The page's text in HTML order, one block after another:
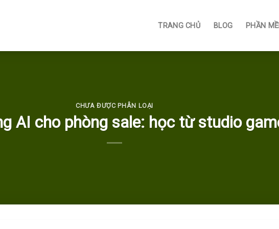
TRANG CHỦ BLOG PHẦN
CHƯA ĐƯỢC PHÂN LOẠI
AI cho phòng sale: học từ studio